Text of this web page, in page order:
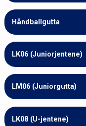
Håndballgutta
LK06 (Juniorjentene)
LM06 (Juniorgutta)
LK08 (U-jentene)